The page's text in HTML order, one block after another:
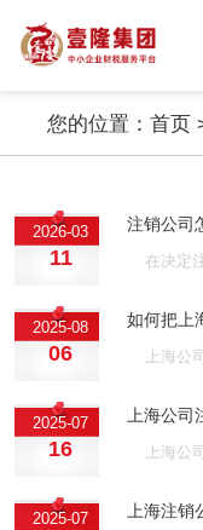
您的位置： 首页
2026-03
11
注销公司
2025-08
06
2025-07
16
上海公
2025-07 上海注